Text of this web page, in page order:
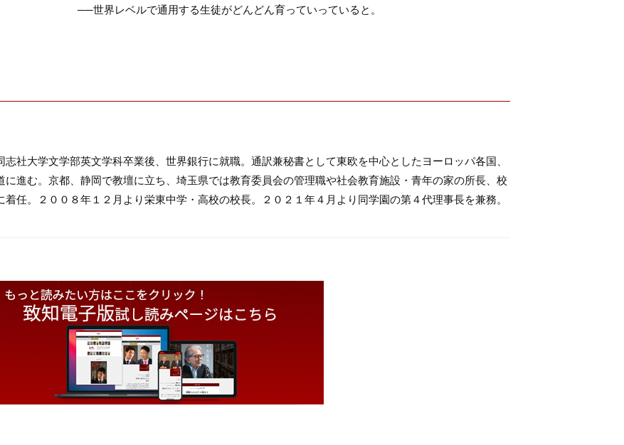
──世界レベルで通用する生徒がどんどん育っていっていると。
大学文学部英文学科卒業後、世界銀行に就職。通訳兼秘書として東欧を中心としたヨーロッパ各国、
進む。京都、静岡で教壇に立ち、埼玉県では教育委員会の管理職や社会教育施設・青年の家の所長、校
任。２００８年１２月より栄東中学・高校の校長。２０２１年４月より同学園の第４代理事長を兼務。